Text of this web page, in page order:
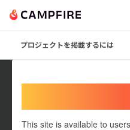
プロジェクトを掲載するには
This site is available to